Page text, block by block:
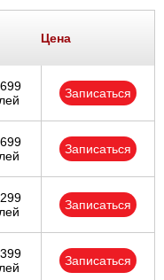
Цена
Записаться
Записаться
Записаться
Записаться